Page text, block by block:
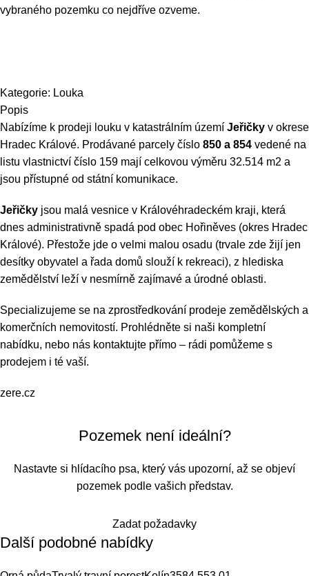
vybraného pozemku co nejdříve ozveme.
Kategorie: Louka
Popis
Nabízíme k prodeji louku v katastrálním území Jeřičky v okrese
Hradec Králové. Prodávané parcely číslo 850 a 854 vedené na
listu vlastnictví číslo 159 mají celkovou výměru 32.514 m2 a
jsou přístupné od státní komunikace.
Jeřičky jsou malá vesnice v Královéhradeckém kraji, která
dnes administrativně spadá pod obec Hořiněves (okres Hradec
Králové). Přestože jde o velmi malou osadu (trvale zde žijí jen
desítky obyvatel a řada domů slouží k rekreaci), z hlediska
zemědělství leží v nesmírně zajímavé a úrodné oblasti.
Specializujeme se na zprostředkování prodeje zemědělských a
komerčních nemovitostí. Prohlédněte si naši kompletní
nabídku, nebo nás kontaktujte přímo – rádi pomůžeme s
prodejem i té vaší.
zere.cz
Pozemek není ideální?
Nastavte si hlídacího psa, který vás upozorní, až se objeví
pozemek podle vašich představ.
Zadat požadavky
Další podobné nabídky